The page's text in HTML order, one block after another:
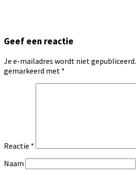
Geef een reactie
Je e-mailadres wordt niet gepubliceerd.
gemarkeerd met *
Reactie *
Naam